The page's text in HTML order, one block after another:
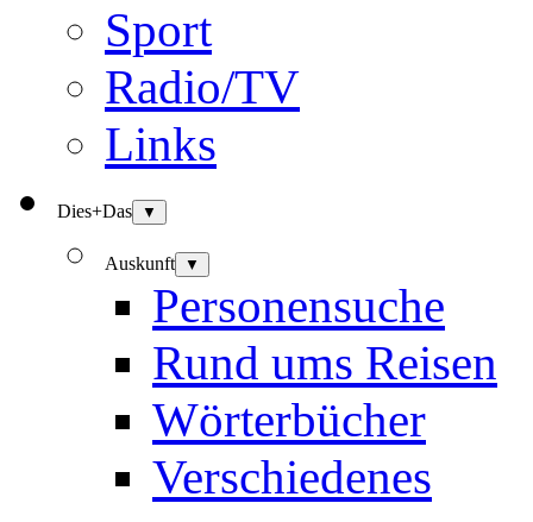
Sport
Radio/TV
Links
Dies+Das ▼
Auskunft ▼
Personensuche
Rund ums Reisen
Wörterbücher
Verschiedenes